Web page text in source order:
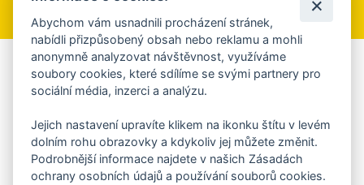
Aplikace Mobilní rozhlas
Chcete dostávat do svého mobilu či mailu upozornění na
ankety, pozvánky na kulturní a sportovní akce?
Více informací o aplikaci
Abychom vám usnadnili procházení stránek,
nabídli přizpůsobený obsah nebo reklamu a mohli
anonymně analyzovat návštěvnost, využíváme
soubory cookies, které sdílíme se svými partnery pro
sociální média, inzerci a analýzu.
Jejich nastavení upravíte klikem na ikonku štítu v levém
dolním rohu obrazovky a kdykoliv jej můžete změnit.
Podrobnější informace najdete v našich Zásadách
ochrany osobních údajů a používání souborů cookies.